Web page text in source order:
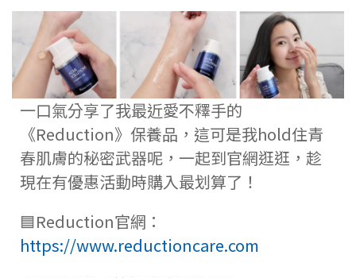
一口氣分享了我最近愛不釋手的
《Reduction》保養品，這可是我hold住青
春肌膚的秘密武器呢，一起到官網逛逛，趁
現在有優惠活動時購入最划算了！
🟦Reduction官網：
https://www.reductioncare.com